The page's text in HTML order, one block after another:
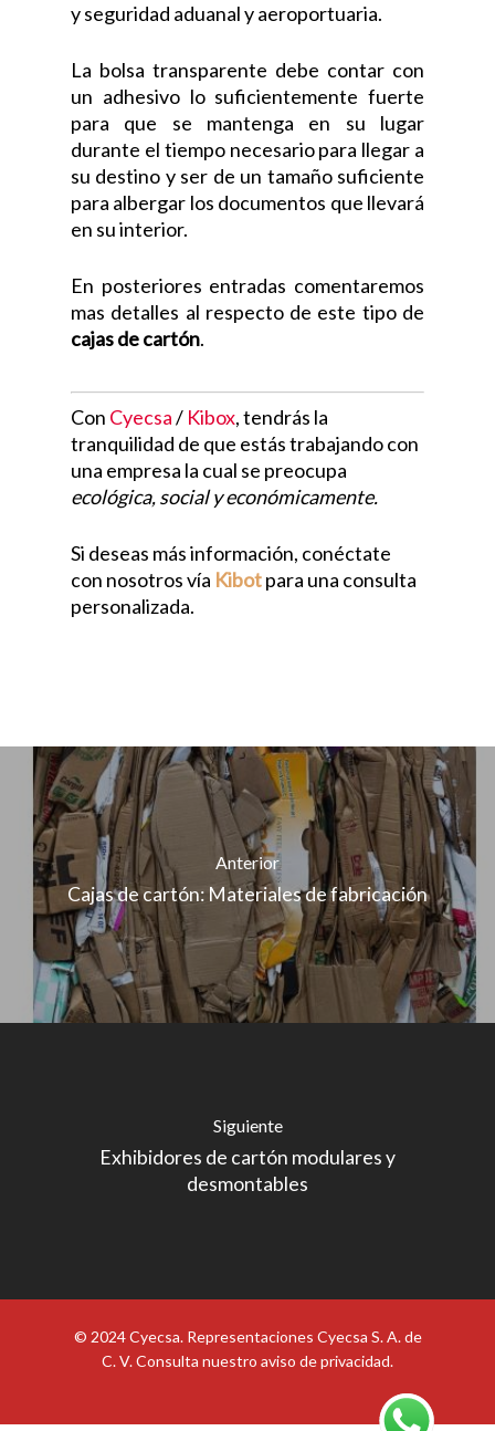
y seguridad aduanal y aeroportuaria.
La bolsa transparente debe contar con
un adhesivo lo suficientemente fuerte
para que se mantenga en su lugar
durante el tiempo necesario para llegar a
su destino y ser de un tamaño suficiente
para albergar los documentos que llevará
en su interior.
En posteriores entradas comentaremos
mas detalles al respecto de este tipo de
cajas de cartón.
Con Cyecsa/ Kibox, tendrás la
tranquilidad de que estás trabajando con
una empresa la cual se preocupa
ecológica, social y económicamente.
Si deseas más información, conéctate
con nosotros vía Kibotpara una consulta
personalizada.
Anterior
Cajas de cartón: Materiales de fabricación
Siguiente
Exhibidores de cartón modulares y
desmontables
© 2024 Cyecsa. Representaciones Cyecsa S. A. de
C. V. Consulta nuestro aviso de privacidad.